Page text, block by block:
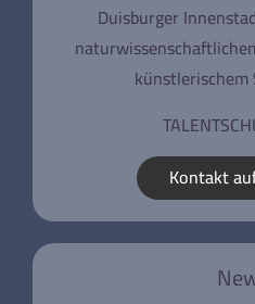
Duisburger
Kontakt